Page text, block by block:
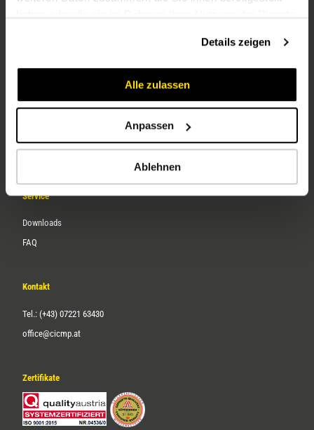
Details zeigen
Alle zulassen
Anpassen
Ablehnen
Unternehmen
Karriere
Service
Downloads
FAQ
Kontakt
Tel.: (+43) 07221 63430
office@cicmp.at
Zertifikate